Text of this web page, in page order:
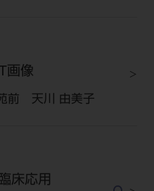
画像
前 天川 由美子
床応用